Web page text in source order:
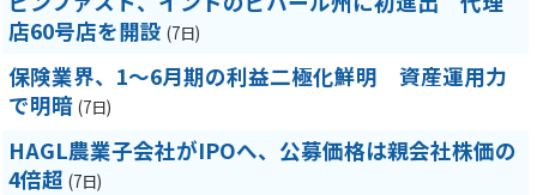
店60号店を開設 (7日)
保険業界、1～6月期の利益二極化鮮明 資産運用力
で明暗 (7日)
HAGL農業子会社がIPOへ、公募価格は親会社株価の
4倍超 (7日)